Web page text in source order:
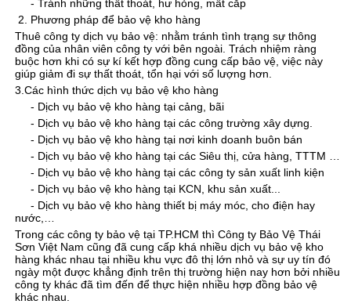
- Tránh những thất thoát, hư hỏng, mất cắp
2. Phương pháp để bảo vệ kho hàng
Thuê công ty dịch vụ bảo vệ: nhằm tránh tình trạng sự thông
đồng của nhân viên công ty với bên ngoài. Trách nhiệm ràng
buộc hơn khi có sự kí kết hợp đồng cung cấp bảo vệ, việc này
giúp giảm đi sự thất thoát, tổn hại với số lượng hơn.
3.Các hình thức dịch vụ bảo vệ kho hàng
- Dịch vụ bảo vệ kho hàng tại cảng, bãi
- Dịch vụ bảo vệ kho hàng tại các công trường xây dựng.
- Dịch vụ bảo vệ kho hàng tại nơi kinh doanh buôn bán
- Dịch vụ bảo vệ kho hàng tại các Siêu thị, cửa hàng, TTTM …
- Dịch vụ bảo vệ kho hàng tại các công ty sản xuất linh kiện
- Dịch vụ bảo vệ kho hàng tại KCN, khu sản xuất...
- Dịch vụ bảo vệ kho hàng thiết bị máy móc, cho điện hay
nước,…
Trong các công ty bảo vệ tại TP.HCM thì Công ty Bảo Vệ Thái
Sơn Việt Nam cũng đã cung cấp khá nhiều dịch vụ bảo vệ kho
hàng khác nhau tại nhiều khu vực đô thị lớn nhỏ và sự uy tín đó
ngày một được khẳng định trên thị trường hiện nay hơn bởi nhiều
công ty khác đã tìm đến để thực hiện nhiều hợp đồng bảo vệ
khác nhau.